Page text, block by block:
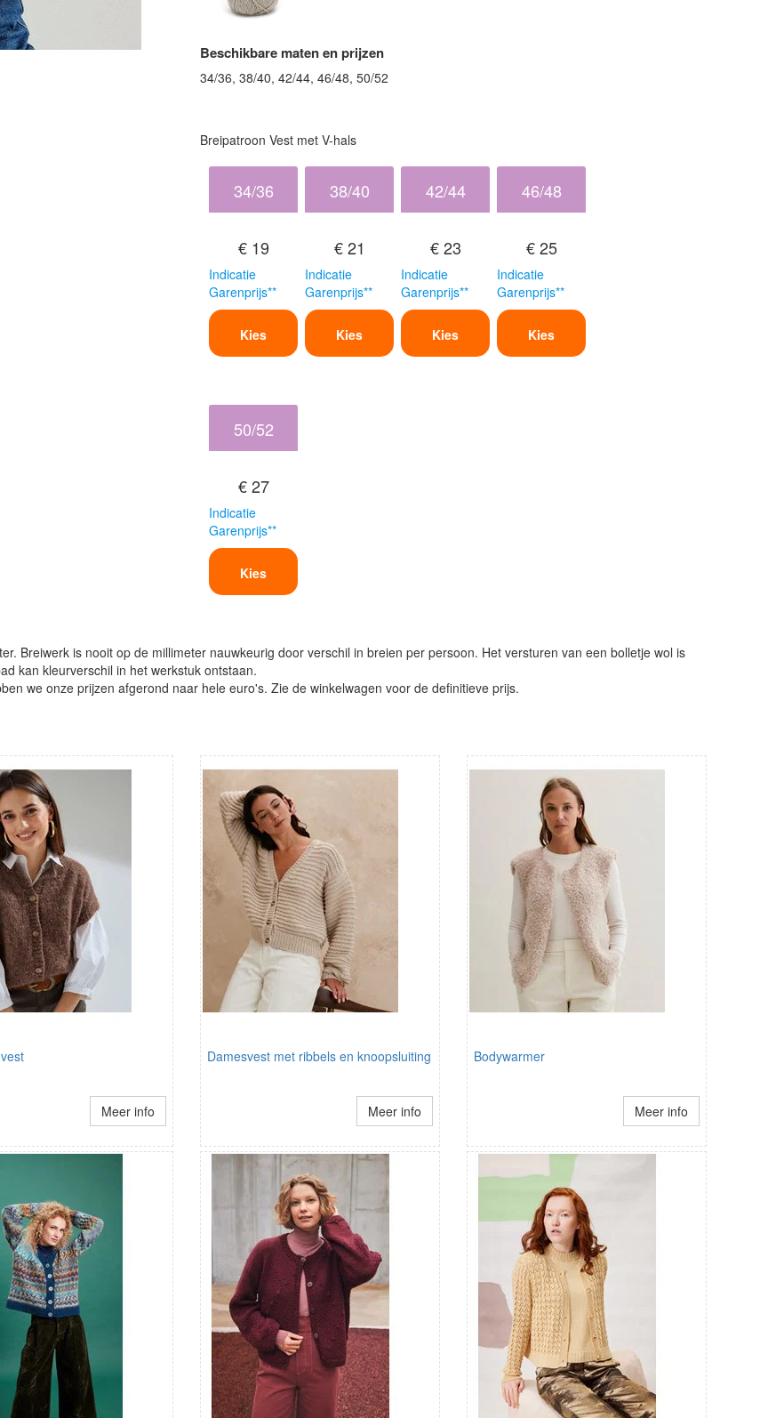
Beschikbare maten en prijzen
34/36, 38/40, 42/44, 46/48, 50/52
Breipatroon Vest met V-hals
34/36
€ 19
Indicatie
Garenprijs**
Kies
38/40
€ 21
Indicatie
Garenprijs**
Kies
42/44
€ 23
Indicatie
Garenprijs**
Kies
46/48
€ 25
Indicatie
Garenprijs**
Kies
50/52
€ 27
Indicatie
Garenprijs**
Kies
Breiwerk is nooit op de millimeter nauwkeurig door verschil in breien per persoon. Het versturen van een bolletje wol is
kan kleurverschil in het werkstuk ontstaan.
we onze prijzen afgerond naar hele euro's. Zie de winkelwagen voor de definitieve prijs.
Meer info
Damesvest met ribbels en knoopsluiting
Meer info
Bodywarmer
Meer info